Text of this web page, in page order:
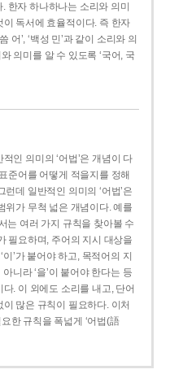
. 한자 하나하나는 소리와 의미
독서에 효율적이다. 즉 한자
씀 어’, ‘백성 민’과 같이 소리와 의
의미를 알 수 있도록 ‘국어, 국
인 의미의 ‘어법’은 개념이 다
준어를 어떻게 적을지를 정해
데 일반적인 의미의 ‘어법’은
위가 무척 넓은 개념이다. 예를
는 여러 가지 규칙을 찾아볼 수
필요하며, 주어의 지시 대상을
이’가 붙어야 하고, 목적어의 지
아니라 ‘을’이 붙어야 한다는 등
. 이 외에도 소리를 내고, 단어
많은 규칙이 필요하다. 이처
한 규칙을 폭넓게 ‘어법(語